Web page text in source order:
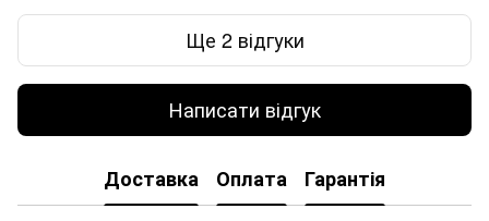
Ще 2 відгуки
Написати відгук
Доставка Оплата Гарантія